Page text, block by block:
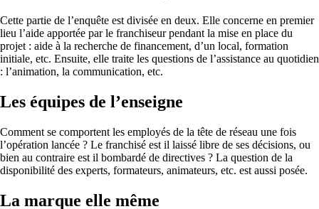
Cette partie de l’enquête est divisée en deux. Elle concerne en premier
lieu l’aide apportée par le franchiseur pendant la mise en place du
projet : aide à la recherche de financement, d’un local, formation
initiale, etc. Ensuite, elle traite les questions de l’assistance au quotidien
: l’animation, la communication, etc.
Les équipes de l’enseigne
Comment se comportent les employés de la tête de réseau une fois
l’opération lancée ? Le franchisé est il laissé libre de ses décisions, ou
bien au contraire est il bombardé de directives ? La question de la
disponibilité des experts, formateurs, animateurs, etc. est aussi posée.
La marque elle même